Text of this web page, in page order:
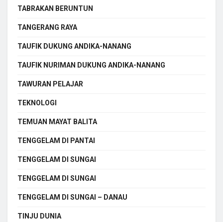
TABRAKAN BERUNTUN
TANGERANG RAYA
TAUFIK DUKUNG ANDIKA-NANANG
TAUFIK NURIMAN DUKUNG ANDIKA-NANANG
TAWURAN PELAJAR
TEKNOLOGI
TEMUAN MAYAT BALITA
TENGGELAM DI PANTAI
TENGGELAM DI SUNGAI
TENGGELAM DI SUNGAI
TENGGELAM DI SUNGAI – DANAU
TINJU DUNIA